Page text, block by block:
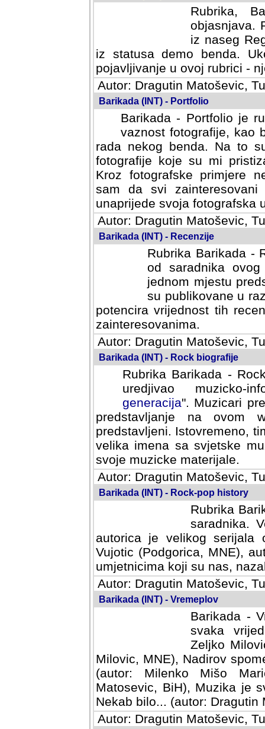
Rubrika,
objasnjava.
iz naseg
iz statusa demo benda.
pojavljivanje u ovoj rubrici -
Autor: Dragutin Matoševic,
Barikada (INT) - Portfolio
Barikada - Portfolio je
vaznost fotografije, kao
rada nekog benda. Na to
fotografije koje su mi
fotografske primjere
svi zainteresovani
svoja fotografska umijeca.
Autor: Dragutin Matoševic,
Barikada (INT) - Recenzije
Rubrika Barikada -
od saradnika
jednom mjestu
su publikovane u
potencira vrijednost tih
zainteresovanima.
Autor: Dragutin Matoševic,
Barikada (INT) - Rock biografije
Rubrika Barikada -
uredjivao muzicko-
Muzicari predstavljeni u
na ovom web portalu
Istovremeno, tim nacinom
sa svjetske muzicke scene
materijale.
Autor: Dragutin Matoševic,
Barikada (INT) - Rock-pop history
Rubrika
saradnika.
autorica je velikog serijala
Vujotic (Podgorica, MNE),
umjetnicima koji su nas,
Autor: Dragutin Matoševic,
Barikada (INT) - Vremeplov
Barikada -
svaka
Milovic,
MNE), Nadirov spomenar
Milenko Mišo Maric, UK),
Muzika je svirala (autor:
(autor: Dragutin Matosevic,
Autor: Dragutin Matoševic,